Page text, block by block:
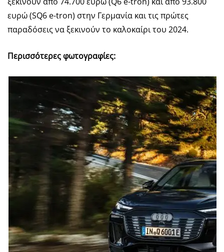
ευρώ (SQ6 e-tron) στην Γερμανία και τις πρώτες
παραδόσεις να ξεκινούν το καλοκαίρι του 2024.
Περισσότερες φωτογραφίες: